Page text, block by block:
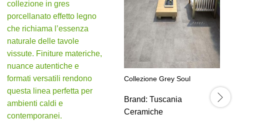
Collezione Grey Soul
Brand: Tuscania
Ceramiche